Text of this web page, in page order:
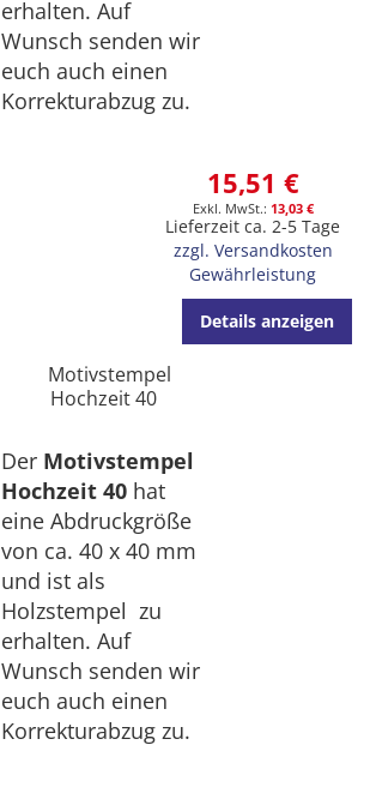
erhalten. Auf
Wunsch senden wir
euch auch einen
Korrekturabzug zu.
15,51 €
13,03 €
Lieferzeit ca. 2-5 Tage
zzgl. Versandkosten
Gewährleistung
Details anzeigen
Motivstempel
Hochzeit 40
Der Motivstempel
Hochzeit 40 hat
eine Abdruckgröße
von ca. 40 x 40 mm
und ist als
Holzstempel zu
erhalten. Auf
Wunsch senden wir
euch auch einen
Korrekturabzug zu.